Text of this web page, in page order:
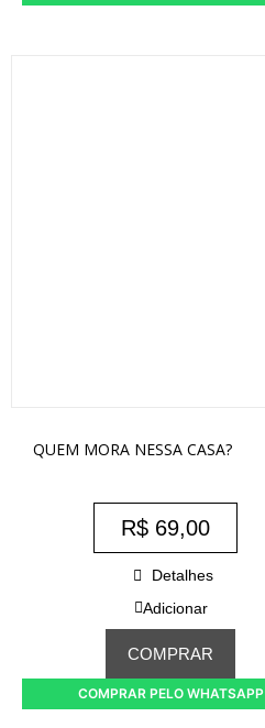
QUEM MORA NESSA CASA?
R$69,00
Detalhes
Adicionar
COMPRAR
COMPRAR PELO WHATSAPP